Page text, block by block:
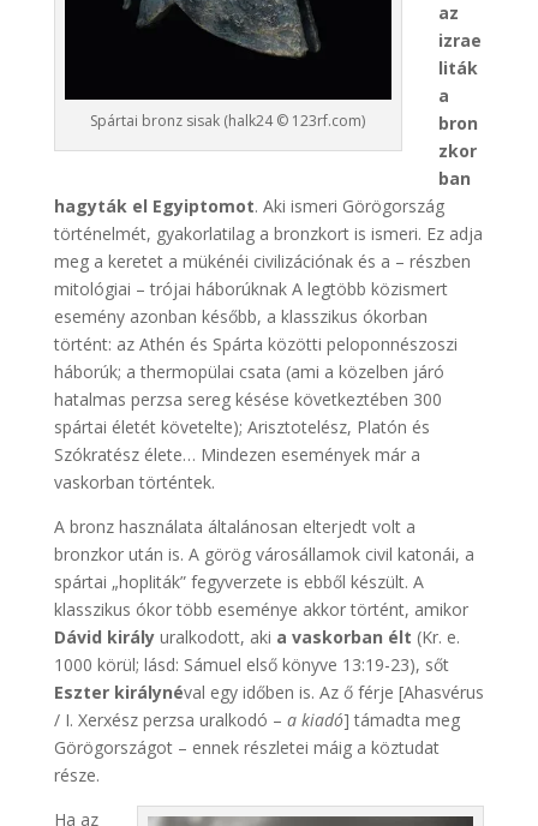
Spártai bronz sisak (halk24 © 123rf.com)
az
izrae
liták
a
bron
zkor
ban
hagyták el Egyiptomot. Aki ismeri Görögország
történelmét, gyakorlatilag a bronzkort is ismeri. Ez adja
meg a keretet a mükénéi civilizációnak és a – részben
mitológiai – trójai háborúknak A legtöbb közismert
esemény azonban később, a klasszikus ókorban
történt: az Athén és Spárta közötti peloponnészoszi
háborúk; a thermopülai csata (ami a közelben járó
hatalmas perzsa sereg késése következtében 300
spártai életét követelte); Arisztotelész, Platón és
Szókratész élete… Mindezen események már a
vaskorban történtek.
A bronz használata általánosan elterjedt volt a
bronzkor után is. A görög városállamok civil katonái, a
spártai „hopliták” fegyverzete is ebből készült. A
klasszikus ókor több eseménye akkor történt, amikor
Dávid királyuralkodott, aki a vaskorban élt (Kr. e.
1000 körül; lásd: Sámuel első könyve 13:19-23), sőt
Eszter királynéval egy időben is. Az ő férje [Ahasvérus
/ I. Xerxész perzsa uralkodó – a kiadó] támadta meg
Görögországot – ennek részletei máig a köztudat
része.
Ha az